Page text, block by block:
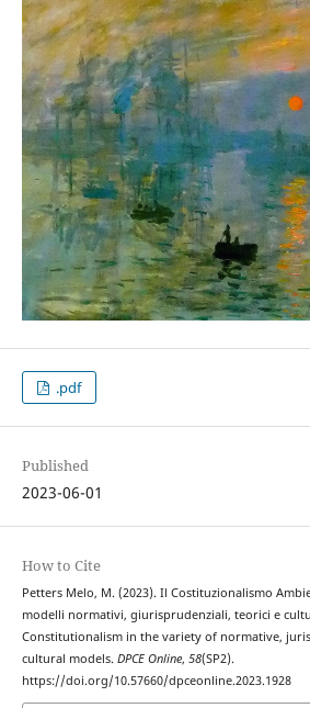
.pdf
Published
2023-06-01
How to Cite
Petters Melo, M. (2023). Il Costituzionalismo
modelli normativi, giurisprudenziali, teorici e
Constitutionalism in the variety of normative,
cultural models. DPCE Online, 58(SP2).
https://doi.org/10.57660/dpceonline.2023.1928